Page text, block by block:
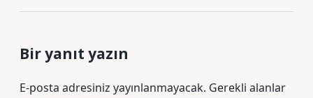
Bir yanıt yazın
E-posta adresiniz yayınlanmayacak. Gerekli alanlar